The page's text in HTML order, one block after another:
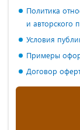
Политика
и авторского
Условия
Примеры
Договор